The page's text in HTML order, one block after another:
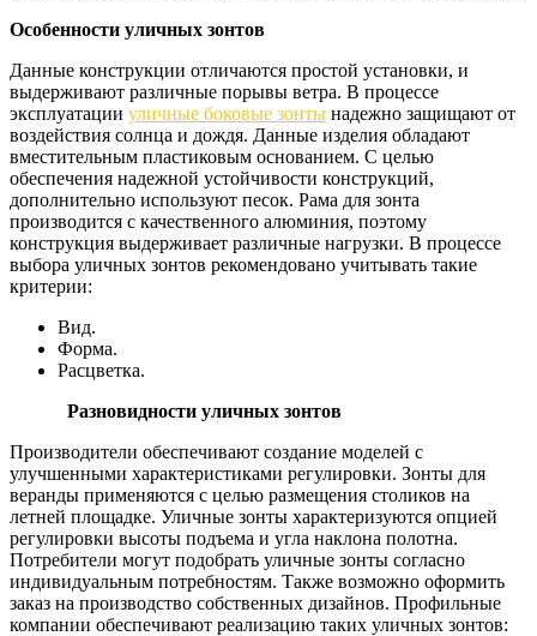
Особенности уличных зонтов
Данные конструкции отличаются простой установки, и
выдерживают различные порывы ветра. В процессе
эксплуатации уличные боковые зонты надежно защищают от
воздействия солнца и дождя. Данные изделия обладают
вместительным пластиковым основанием. С целью
обеспечения надежной устойчивости конструкций,
дополнительно используют песок. Рама для зонта
производится с качественного алюминия, поэтому
конструкция выдерживает различные нагрузки. В процессе
выбора уличных зонтов рекомендовано учитывать такие
критерии:
Вид.
Форма.
Расцветка.
Разновидности уличных зонтов
Производители обеспечивают создание моделей с
улучшенными характеристиками регулировки. Зонты для
веранды применяются с целью размещения столиков на
летней площадке. Уличные зонты характеризуются опцией
регулировки высоты подъема и угла наклона полотна.
Потребители могут подобрать уличные зонты согласно
индивидуальным потребностям. Также возможно оформить
заказ на производство собственных дизайнов. Профильные
компании обеспечивают реализацию таких уличных зонтов: